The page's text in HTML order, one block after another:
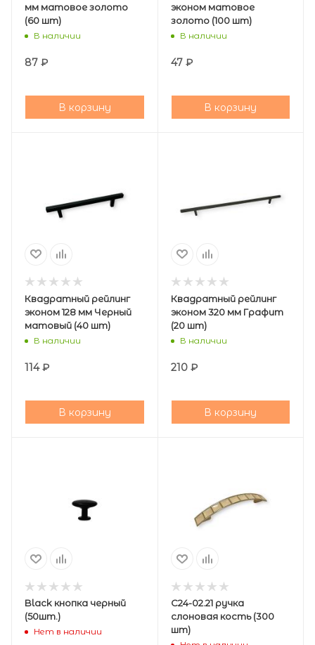
мм матовое золото
(60 шт)
В наличии
87 ₽
В корзину
эконом матовое
золото (100 шт)
В наличии
47₽
В корзину
Квадратный рейлинг
эконом 128 мм Черный
матовый (40 шт)
В наличии
114₽
В корзину
Квадратный рейлинг
эконом 320 мм Графит
(20 шт)
В наличии
210₽
В корзину
Black кнопка черный
(50шт.)
Нет в наличии
С24-02.21 ручка
слоновая кость (300
шт)